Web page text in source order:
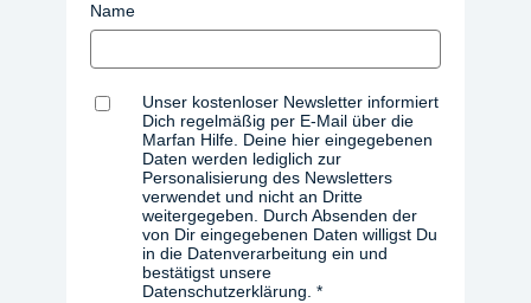
Name
Unser kostenloser Newsletter informiert
Dich regelmäßig per E-Mail über die
Marfan Hilfe. Deine hier eingegebenen
Daten werden lediglich zur
Personalisierung des Newsletters
verwendet und nicht an Dritte
weitergegeben. Durch Absenden der
von Dir eingegebenen Daten willigst Du
in die Datenverarbeitung ein und
bestätigst unsere
Datenschutzerklärung.